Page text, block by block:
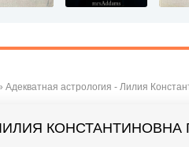
Адекватная астрология - Лилия
КОНСТАНТИНОВНА